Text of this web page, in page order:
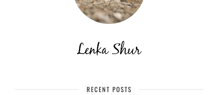
RECENT POSTS